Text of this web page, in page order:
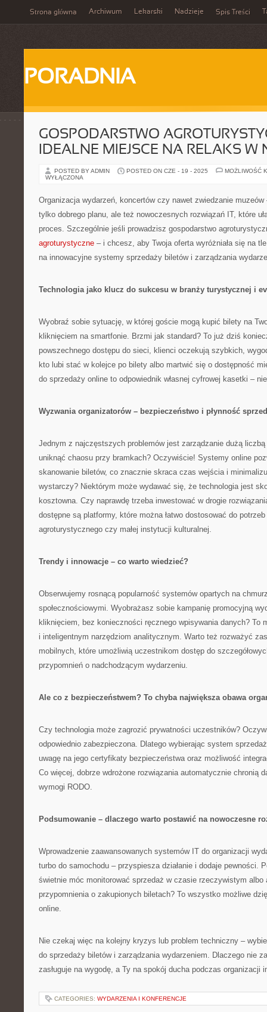
Strona główna Archiwum Lekarski Nadzieje Spis Treści
PORADNIA
GOSPODARSTWO
IDEALNE MIEJSCE NA RELAKS W
POSTED BY ADMIN POSTED ON CZE - 19 - 2025
MOŻLIWOŚĆ
WYŁĄCZONA
Organizacja wydarzeń, koncertów czy nawet zwiedzanie
tylko dobrego planu, ale też nowoczesnych rozwiązań IT, które
proces. Szczególnie jeśli prowadzisz gospodarstwo
agroturystyczne – i chcesz, aby Twoja oferta wyróżniała się na
na innowacyjne systemy sprzedaży biletów i zarządzania
Technologia jako klucz do sukcesu w branży turystycznej i
Wyobraź sobie sytuację, w której goście mogą kupić bilety na
kliknięciem na smartfonie. Brzmi jak standard? To już dziś
powszechnego dostępu do sieci, klienci oczekują szybkich,
kto lubi stać w kolejce po bilety albo martwić się o dostępność
do sprzedaży online to odpowiednik własnej cyfrowej kasetki –
Wyzwania organizatorów – bezpieczeństwo i płynność
Jednym z najczęstszych problemów jest zarządzanie dużą
uniknąć chaosu przy bramkach? Oczywiście! Systemy online
skanowanie biletów, co znacznie skraca czas wejścia i
wystarczy? Niektórym może wydawać się, że technologia jest
kosztowna. Czy naprawdę trzeba inwestować w drogie
dostępne są platformy, które można łatwo dostosować do
agroturystycznego czy małej instytucji kulturalnej.
Trendy i innowacje – co warto wiedzieć?
Obserwujemy rosnącą popularność systemów opartych na
społecznościowymi. Wyobrażasz sobie kampanię promocyjną
kliknięciem, bez konieczności ręcznego wpisywania danych? To
i inteligentnym narzędziom analitycznym. Warto też rozważyć
mobilnych, które umożliwią uczestnikom dostęp do
przypomnień o nadchodzącym wydarzeniu.
Ale co z bezpieczeństwem? To chyba największa obawa
Czy technologia może zagrozić prywatności uczestników?
odpowiednio zabezpieczona. Dlatego wybierając system
uwagę na jego certyfikaty bezpieczeństwa oraz możliwość
Co więcej, dobrze wdrożone rozwiązania automatycznie chronią
wymogi RODO.
Podsumowanie – dlaczego warto postawić na nowoczesne
Wprowadzenie zaawansowanych systemów IT do organizacji
turbo do samochodu – przyspiesza działanie i dodaje pewności.
świetnie móc monitorować sprzedaż w czasie rzeczywistym albo
przypomnienia o zakupionych biletach? To wszystko możliwe
online.
Nie czekaj więc na kolejny kryzys lub problem techniczny –
do sprzedaży biletów i zarządzania wydarzeniem. Dlaczego nie
zasługuje na wygodę, a Ty na spokój ducha podczas organizacji
CATEGORIES: WYDARZENIA I KONFERENCJE